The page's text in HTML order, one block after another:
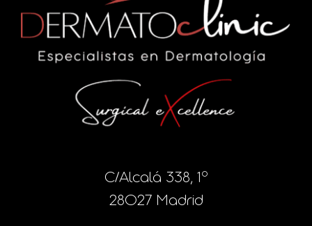
C/Alcalá 338, 1º
28027 Madrid